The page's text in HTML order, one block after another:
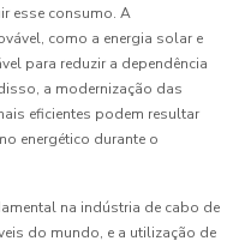
esse consumo. A
como a energia solar e
para reduzir a dependência
a modernização das
eficientes podem resultar
energético durante o
na indústria de cabo de
do mundo, e a utilização de